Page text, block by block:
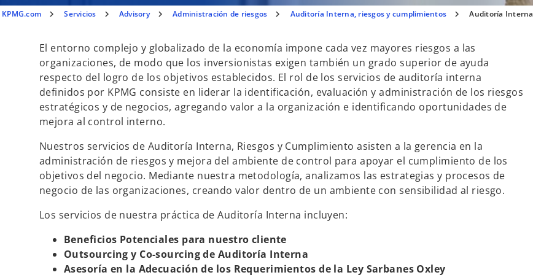
KPMG.com Servicios Advisory Administración de riesgos Auditoría Interna, riesgos y cumplimientos Auditoría Interna
El entorno complejo y globalizado de la economía impone cada vez mayores riesgos a las
organizaciones, de modo que los inversionistas exigen también un grado superior de ayuda
respecto del logro de los objetivos establecidos. El rol de los servicios de auditoría interna
definidos por KPMG consiste en liderar la identificación, evaluación y administración de los riesgos
estratégicos y de negocios, agregando valor a la organización e identificando oportunidades de
mejora al control interno.
Nuestros servicios de Auditoría Interna, Riesgos y Cumplimiento asisten a la gerencia en la
administración de riesgos y mejora del ambiente de control para apoyar el cumplimiento de los
objetivos del negocio. Mediante nuestra metodología, analizamos las estrategias y procesos de
negocio de las organizaciones, creando valor dentro de un ambiente con sensibilidad al riesgo.
Los servicios de nuestra práctica de Auditoría Interna incluyen:
Beneficios Potenciales para nuestro cliente
Outsourcing y Co-sourcing de Auditoría Interna
Asesoría en la Adecuación de los Requerimientos de la Ley Sarbanes Oxley